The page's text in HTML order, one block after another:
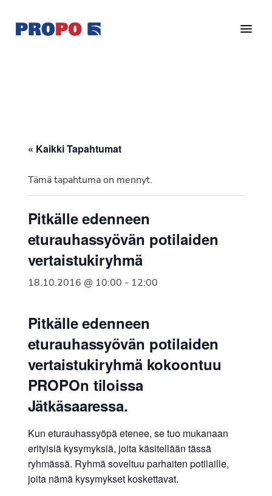
pääsisältöön
alatunnisteeseen
Ry
vuonna
Suomen
Syöpäyhdistyksen
jäsenjärjestö.
« Kaikki Tapahtumat
Tämä tapahtuma on mennyt.
Pitkälle edenneen
eturauhassyövän potilaiden
vertaistukiryhmä
18.10.2016 @ 10:00 - 12:00
Pitkälle edenneen
eturauhassyövän potilaiden
vertaistukiryhmä kokoontuu
PROPOn tiloissa
Jätkäsaaressa.
Kun eturauhassyöpä etenee, se tuo mukanaan
erityisiä kysymyksiä, joita käsitellään tässä
ryhmässä. Ryhmä soveltuu parhaiten potilaille,
joita nämä kysymykset koskettavat.